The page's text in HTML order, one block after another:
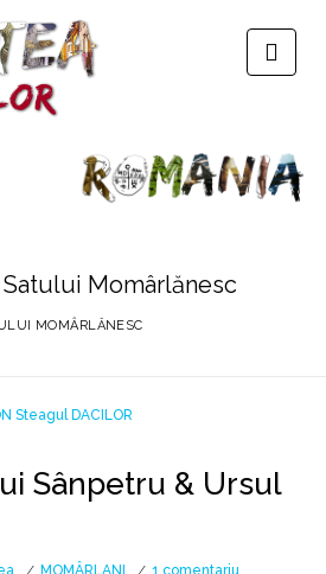
Momârlănesc
MOMÂRLĂNESC
Sânpetru & Ursul
MOMÂRLANI 1 comentariu